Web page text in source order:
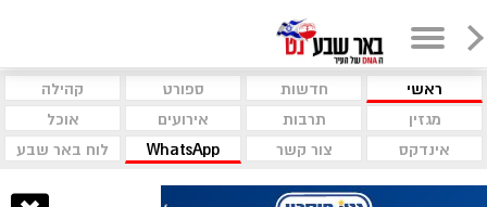
ראשי חדשות ספורט
קהילה
מגזין
תרבות אירועים
אוכל
אינדקס
צור קשר WhatsApp לוח באר שבע